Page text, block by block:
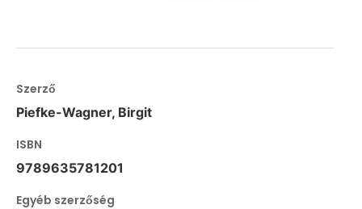
Szerző
Piefke-Wagner, Birgit
ISBN
9789635781201
Egyéb szerzőség